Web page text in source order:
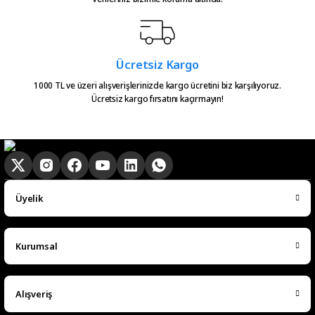
Urun takibiniz cok guzel. Urunu
alinca tum asamalar mail olatak
bilgilendirme yapiliyor ve ayni
gun kargoya verilmesini
E... E... | 20/05/2026
Ürün güzel
hasan aslan | 03/04/2026
Hızlıca elime ulaştı
emre hasdemir | 15/03/2026
Ücretsiz Kargo
1000 TL ve üzeri alışverişlerinizde kargo ücretini biz karşılıyoruz.
Ücretsiz kargo fırsatını kaçırmayın!
Üyelik
Kurumsal
Alışveriş